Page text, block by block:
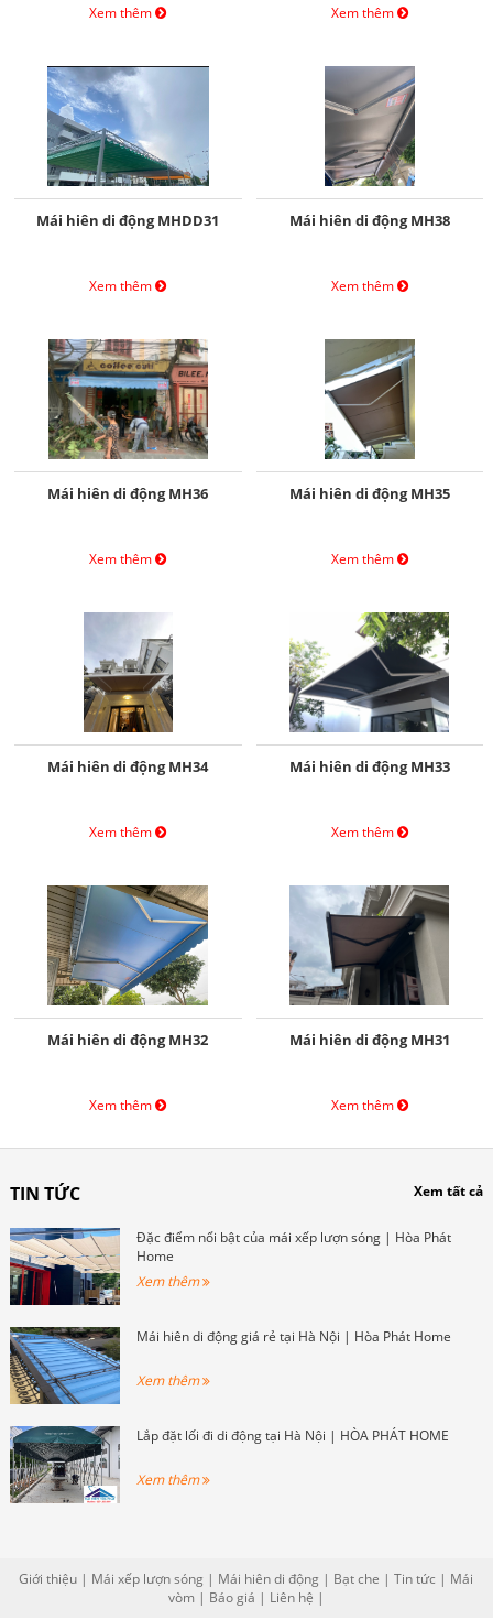
Xem thêm Xem thêm
Mái hiên di động MHDD31
Xem thêm
Mái hiên di động MH38
Xem thêm
Mái hiên di động MH36
Xem thêm
Mái hiên di động MH35
Xem thêm
Mái hiên di động MH34
Xem thêm
Mái hiên di động MH33
Xem thêm
Mái hiên di động MH32
Xem thêm
Mái hiên di động MH31
Xem thêm
TIN TỨC Xem tất cả
Đặc điểm nổi bật của mái xếp lượn sóng | Hòa Phát
Home
Xem thêm
Mái hiên di động giá rẻ tại Hà Nội | Hòa Phát Home
Xem thêm
Lắp đặt lối đi di động tại Hà Nội | HÒA PHÁT HOME
Xem thêm
Giới thiệu | Mái xếp lượn sóng | Mái hiên di động | Bạt che |Tin tức | Mái
vòm| Báo giá | Liên hệ |